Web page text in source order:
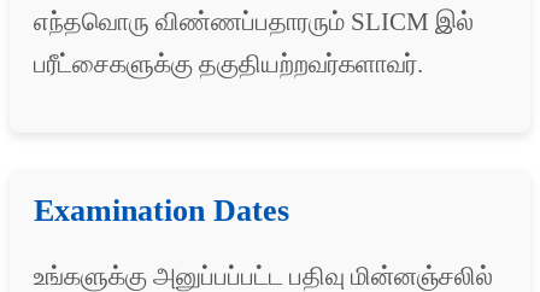
எந்தவொரு விண்ணப்பதாரரும் SLICM இல்
பரீட்சைகளுக்கு தகுதியற்றவர்களாவர்.
Examination Dates
உங்களுக்கு அனுப்பப்பட்ட பதிவு மின்னஞ்சலில்